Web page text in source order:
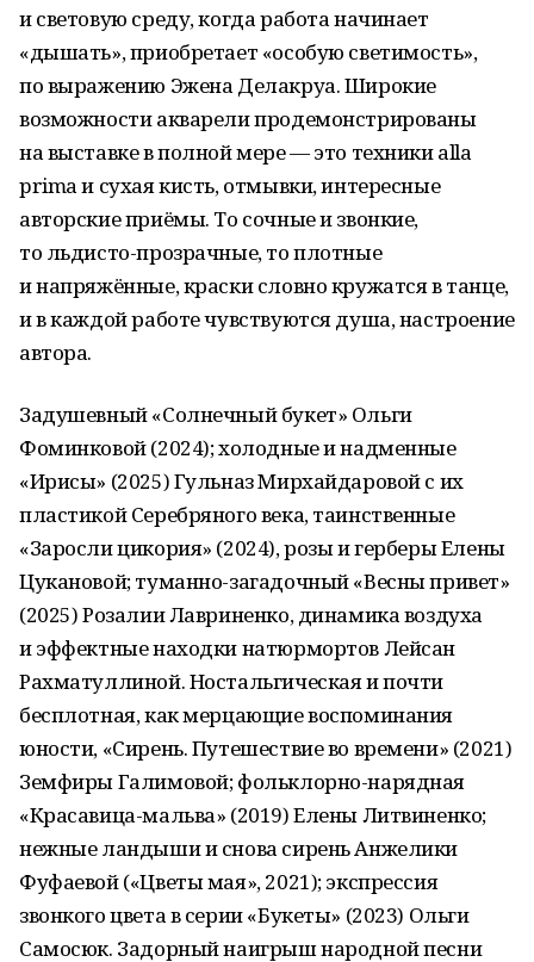
и световую среду, когда работа начинает
«дышать», приобретает «особую светимость»,
по выражению Эжена Делакруа. Широкие
возможности акварели продемонстрированы
на выставке в полной мере — это техники alla
prima и сухая кисть, отмывки, интересные
авторские приёмы. То сочные и звонкие,
то льдисто-прозрачные, то плотные
и напряжённые, краски словно кружатся в танце,
и в каждой работе чувствуются душа, настроение
автора.
Задушевный «Солнечный букет» Ольги
Фоминковой (2024); холодные и надменные
«Ирисы» (2025) Гульназ Мирхайдаровой с их
пластикой Серебряного века, таинственные
«Заросли цикория» (2024), розы и герберы Елены
Цукановой; туманно-загадочный «Весны привет»
(2025) Розалии Лавриненко, динамика воздуха
и эффектные находки натюрмортов Лейсан
Рахматуллиной. Ностальгическая и почти
бесплотная, как мерцающие воспоминания
юности, «Сирень. Путешествие во времени» (2021)
Земфиры Галимовой; фольклорно-нарядная
«Красавица-мальва» (2019) Елены Литвиненко;
нежные ландыши и снова сирень Анжелики
Фуфаевой («Цветы мая», 2021); экспрессия
звонкого цвета в серии «Букеты» (2023) Ольги
Самосюк. Задорный наигрыш народной песни